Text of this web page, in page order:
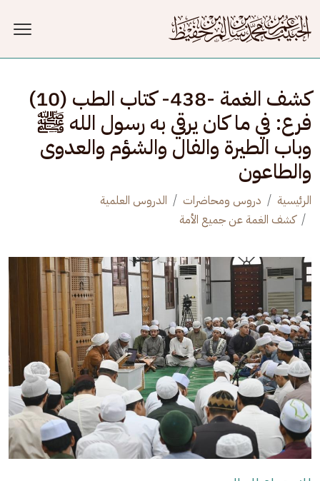
كشف الغمة -438- كتاب الطب (10)
فرع: في ما كان يرقي به رسول الله ﷺ
وباب الطيرة والفال والشؤم والعدوى
والطاعون
الرئيسية دروس ومحاضرات
الدروس العلمية
كشف الغمة عن جميع الأمة